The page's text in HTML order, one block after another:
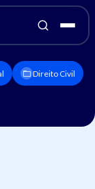
Direito Civil